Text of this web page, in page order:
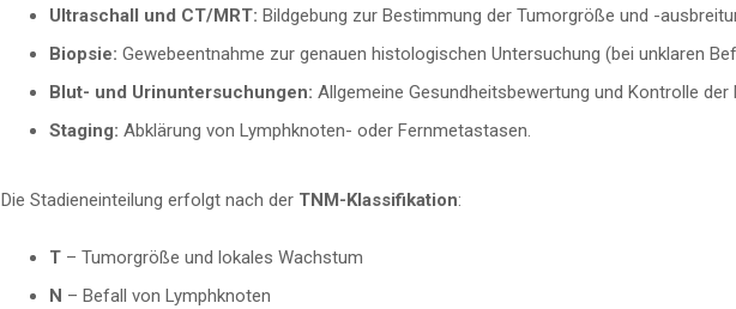
Ultraschall und CT/MRT: Bildgebung zur Bestimmung der Tumorgröße und -
Biopsie: Gewebeentnahme zur genauen histologischen Untersuchung (bei unklaren
Blut- und Urinuntersuchungen: Allgemeine Gesundheitsbewertung und Kontrolle der
Staging: Abklärung von Lymphknoten- oder Fernmetastasen.
Die Stadieneinteilung erfolgt nach der TNM-Klassifikation:
T– Tumorgröße und lokales Wachstum
N – Befall von Lymphknoten